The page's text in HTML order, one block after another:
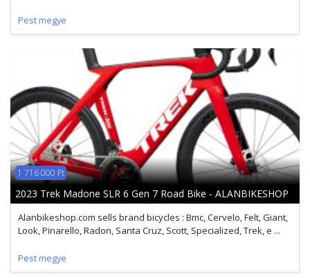
Pest megye
1 716 000 Ft
2023 Trek Madone SLR 6 Gen 7 Road Bike - ALANBIKESHOP
Alanbikeshop.com sells brand bicycles : Bmc, Cervelo, Felt, Giant,
Look, Pinarello, Radon, Santa Cruz, Scott, Specialized, Trek, e ...
Pest megye